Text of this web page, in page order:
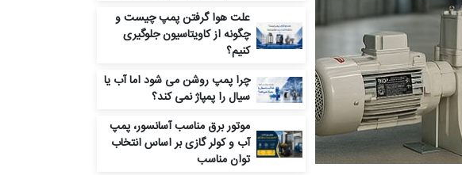
علت هوا گرفتن پمپ چیست و
چگونه از کاویتاسیون جلوگیری
کنیم؟
چرا پمپ روشن می‌ شود اما آب یا
سیال را پمپاژ نمی‌ کند؟
موتور برق مناسب آسانسور، پمپ
آب و کولر گازی بر اساس انتخاب
توان مناسب